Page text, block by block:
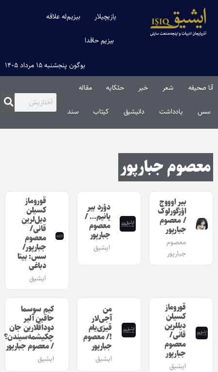
یازیچیلار بیزیم‌له علاقه
بیزیم حاقدا
بوگون پنجشنبه ۱۵ مرداد ۱۴۰۵
آنا صحیفه شعر خبر حئکایه مقاله‌
سس یادداشت دانیشیق کیتاب سند
معصوم جبارپور
بیر اوووج
اؤزگورلوک
/ معصوم
جبارپور
معصوم
جبارپور
دؤرد بیر
یانیم… /
معصوم
جبارپور
ایشیق
قوروماز
کسیلن
دیل‌لرین
قانی/
معصوم
جبارپور/
سس: بیتا
دباغی
ایشیق
قوروماز
کسیلن
دیللرین
قانی/
معصوم
جبارپور
ایشیق
من
آجی‌لار
قیزی‌یام
!/ معصوم
جبارپور
ایشیق
کیم سوسما
حاقین آلیر
دوداقلارین جان
چکیشمه‌سیندن؟
/ معصوم جبارپور
ایشیق